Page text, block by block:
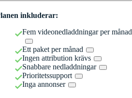
inkluderar:
Fem videonedladdningar per månad
Ett paket per månad
Ingen attribution krävs
Snabbare nedladdningar
Prioritetssupport
Inga annonser